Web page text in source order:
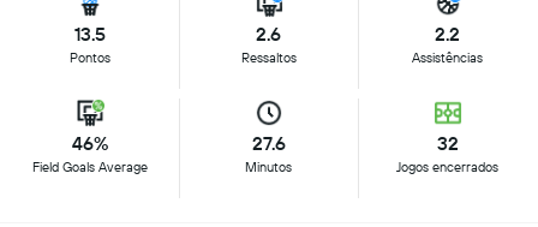
13.5
Pontos
2.6
Ressaltos
2.2
Assistências
46%
Field Goals Average
27.6
Minutos
32
Jogos encerrados